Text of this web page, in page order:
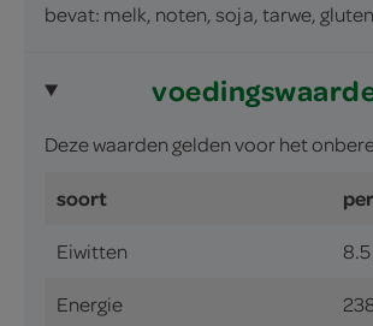
bevat: melk, noten, soja, tarwe,
Deze waarden gelden voor het
soort
Eiwitten
Energie